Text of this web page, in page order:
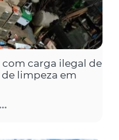
carga ilegal de
limpeza em